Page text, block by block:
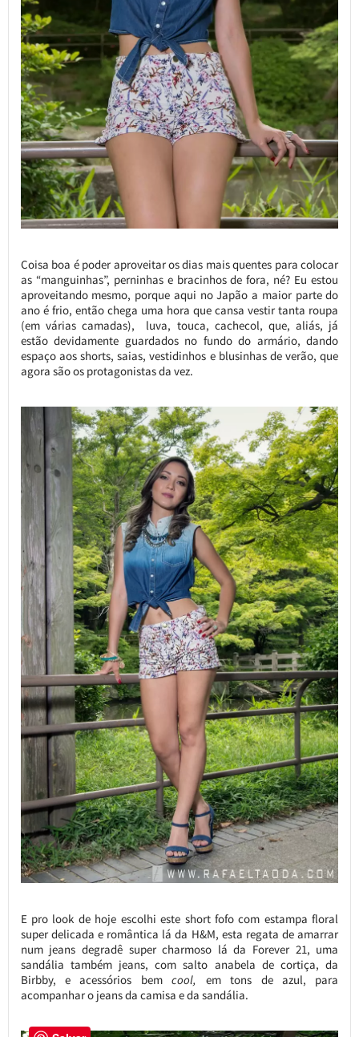
Coisa boa é poder aproveitar os dias mais quentes para colocar
as “manguinhas”, perninhas e bracinhos de fora, né? Eu estou
aproveitando mesmo, porque aqui no Japão a maior parte do
ano é frio, então chega uma hora que cansa vestir tanta roupa
(em várias camadas), luva, touca, cachecol, que, aliás, já
estão devidamente guardados no fundo do armário, dando
espaço aos shorts, saias, vestidinhos e blusinhas de verão, que
agora são os protagonistas da vez.
E pro look de hoje escolhi este short fofo com estampa floral
super delicada e romântica lá da H&M, esta regata de amarrar
num jeans degradê super charmoso lá da Forever 21, uma
sandália também jeans, com salto anabela de cortiça, da
Birbby, e acessórios bemcool,
em tons de azul, para
acompanhar o jeans da camisa e da sandália.